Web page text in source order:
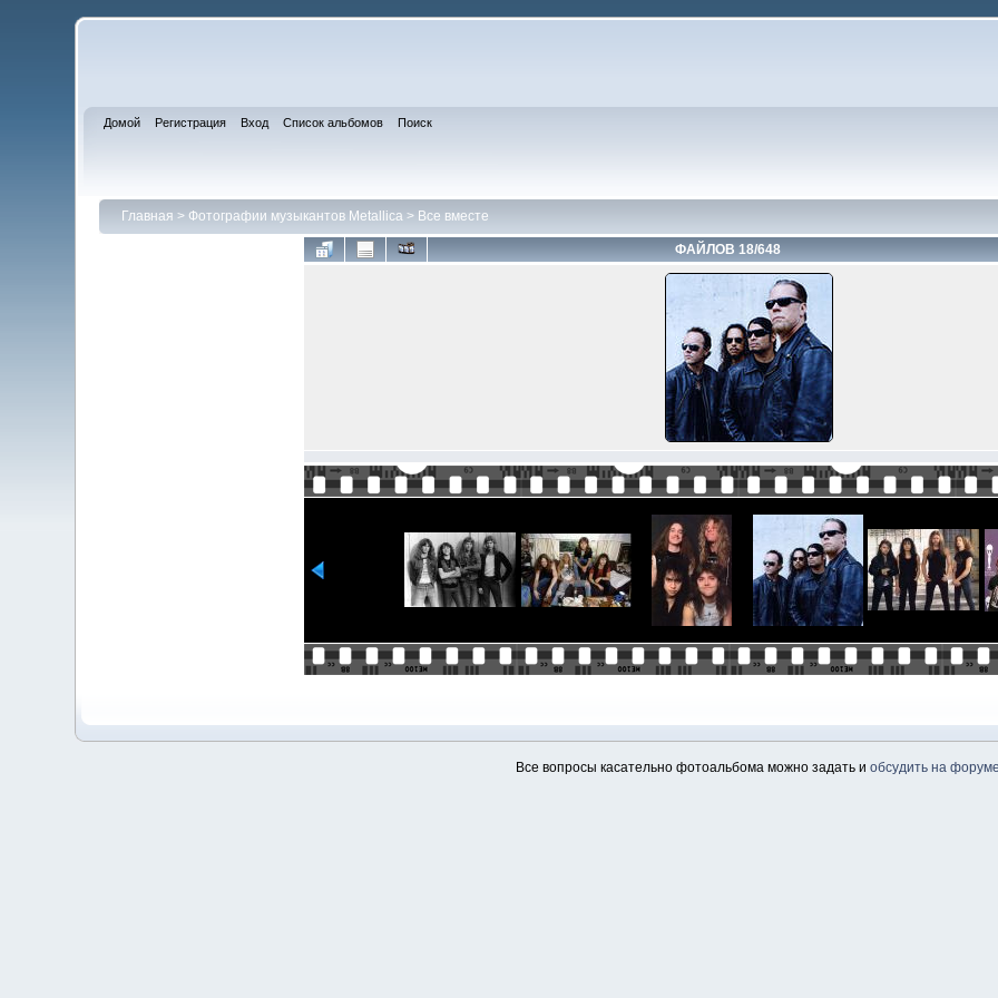
Домой Регистрация Вход Список альбомов Поиск
Главная > Фотографии музыкантов Metallica> Все вместе
ФАЙЛОВ 18/648
Все вопросы касательно фотоальбома можно задать и обсудить на